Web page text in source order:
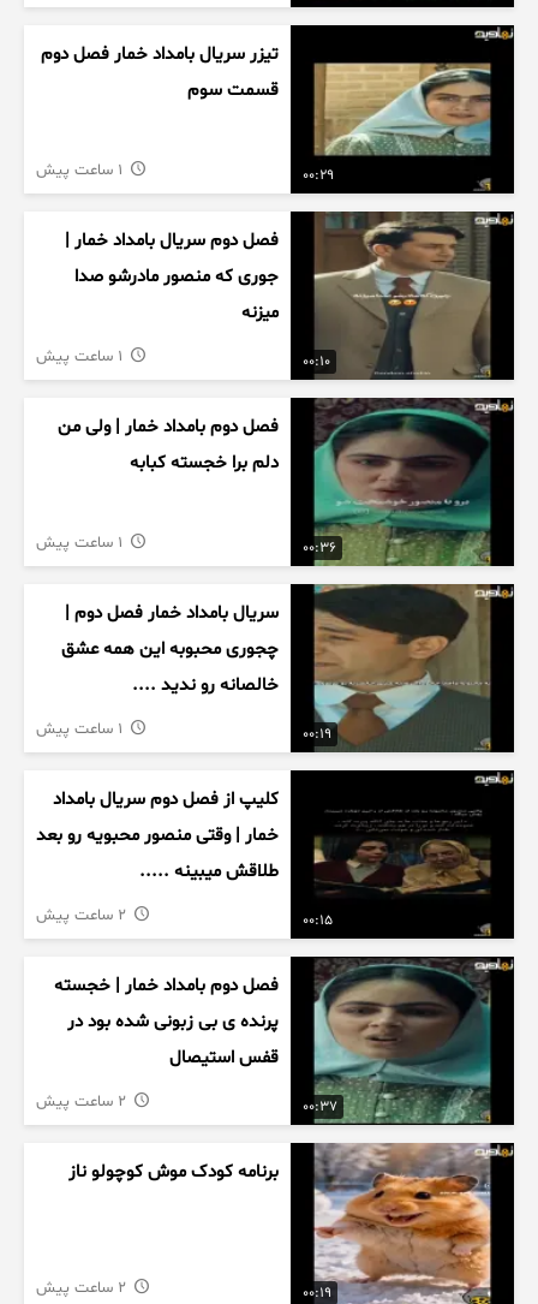
00:29
تیزر سریال بامداد خمار فصل دوم
قسمت سوم
00:10
فصل دوم سریال بامداد خمار |
جوری که منصور مادرشو صدا
میزنه
00:36
فصل دوم بامداد خمار | ولی من
دلم برا خجسته کبابه
00:19
سریال بامداد خمار فصل دوم |
چجوری محبوبه این همه عشق
خالصانه رو ندید ....
00:15
کلیپ از فصل دوم سریال بامداد
خمار | وقتی منصور محبویه رو بعد
طلاقش میبینه .....
00:37
فصل دوم بامداد خمار | خجسته
پرنده ی بی زبونی شده بود در
قفس استیصال
00:19
برنامه کودک موش کوچولو ناز